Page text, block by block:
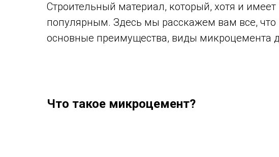
Строительный материал, который, хотя и
популярным. Здесь мы расскажем вам все,
основные преимущества, виды микроцемента
Что такое микроцемент?